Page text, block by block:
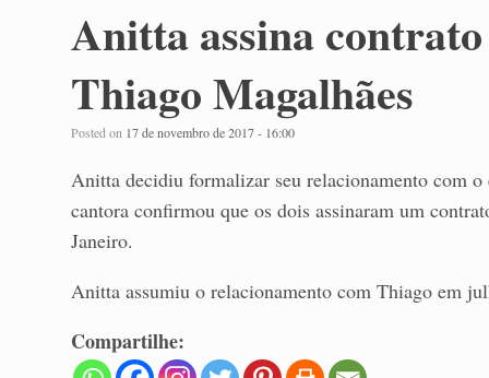
Anitta assina
Thiago Magalhães
Posted on 17 de novembro de 2017 - 16:00
Anitta decidiu formalizar seu relacionamento com
cantora confirmou que os dois assinaram um
Janeiro.
Anitta assumiu o relacionamento com Thiago em
Compartilhe: